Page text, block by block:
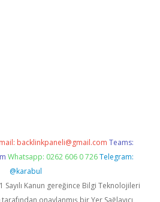
backlinkpaneli@gmail.com Teams:
Whatsapp: 0262 606 0 726 Telegram:
@karabul
Sayılı Kanun gereğince Bilgi Teknolojileri
onaylanmış bir Yer Sağlayıcı